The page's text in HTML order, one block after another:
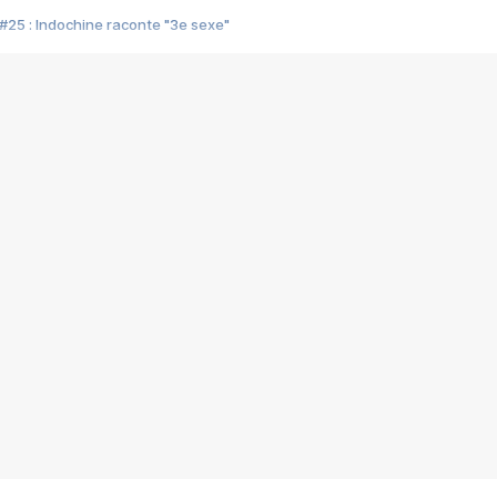
#25 : Indochine raconte "3e sexe"